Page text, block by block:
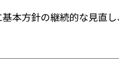
本方針の継続的な見直し